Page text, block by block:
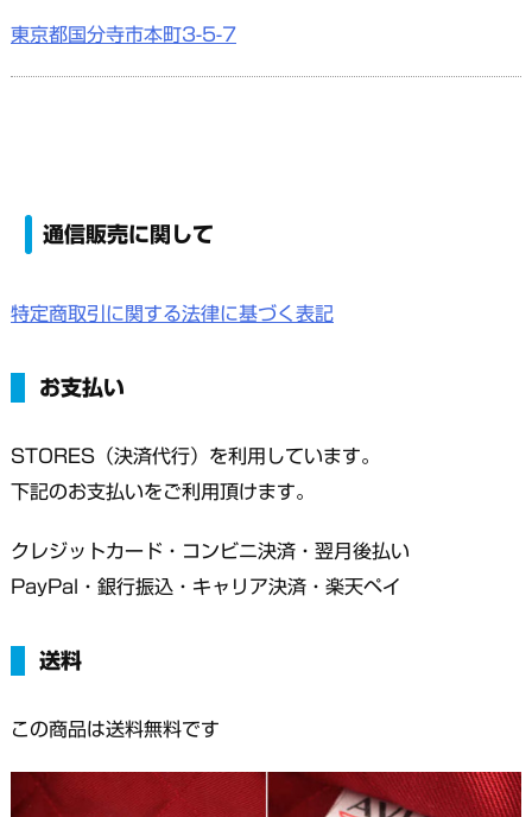
東京都国分寺市本町3-5-7
通信販売に関して
特定商取引に関する法律に基づく表記
お支払い
STORES（決済代行）を利用しています。
下記のお支払いをご利用頂けます。
クレジットカード・コンビニ決済・翌月後払い
PayPal・銀行振込・キャリア決済・楽天ペイ
送料
この商品は送料無料です